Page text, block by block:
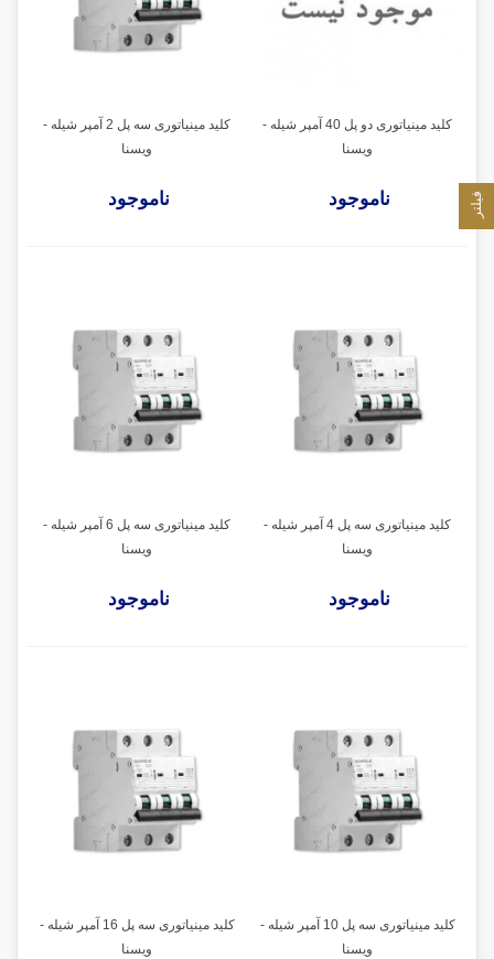
کلید مینیاتوری دو پل 40 آمپر شیله -
ویسنا
ناموجود
کلید مینیاتوری سه پل 2 آمپر شیله -
ویسنا
ناموجود
کلید مینیاتوری سه پل 4 آمپر شیله -
ویسنا
ناموجود
کلید مینیاتوری سه پل 6 آمپر شیله -
ویسنا
ناموجود
کلید مینیاتوری سه پل 10 آمپر شیله -
ویسنا
کلید مینیاتوری سه پل 16 آمپر شیله -
ویسنا
فیلتر